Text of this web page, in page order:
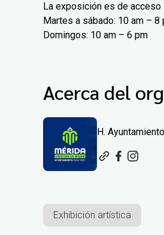
La exposición es de
Martes a sábado: 10 am – 8
Domingos: 10 am – 6 pm
Acerca del
H.
Exhibición artística